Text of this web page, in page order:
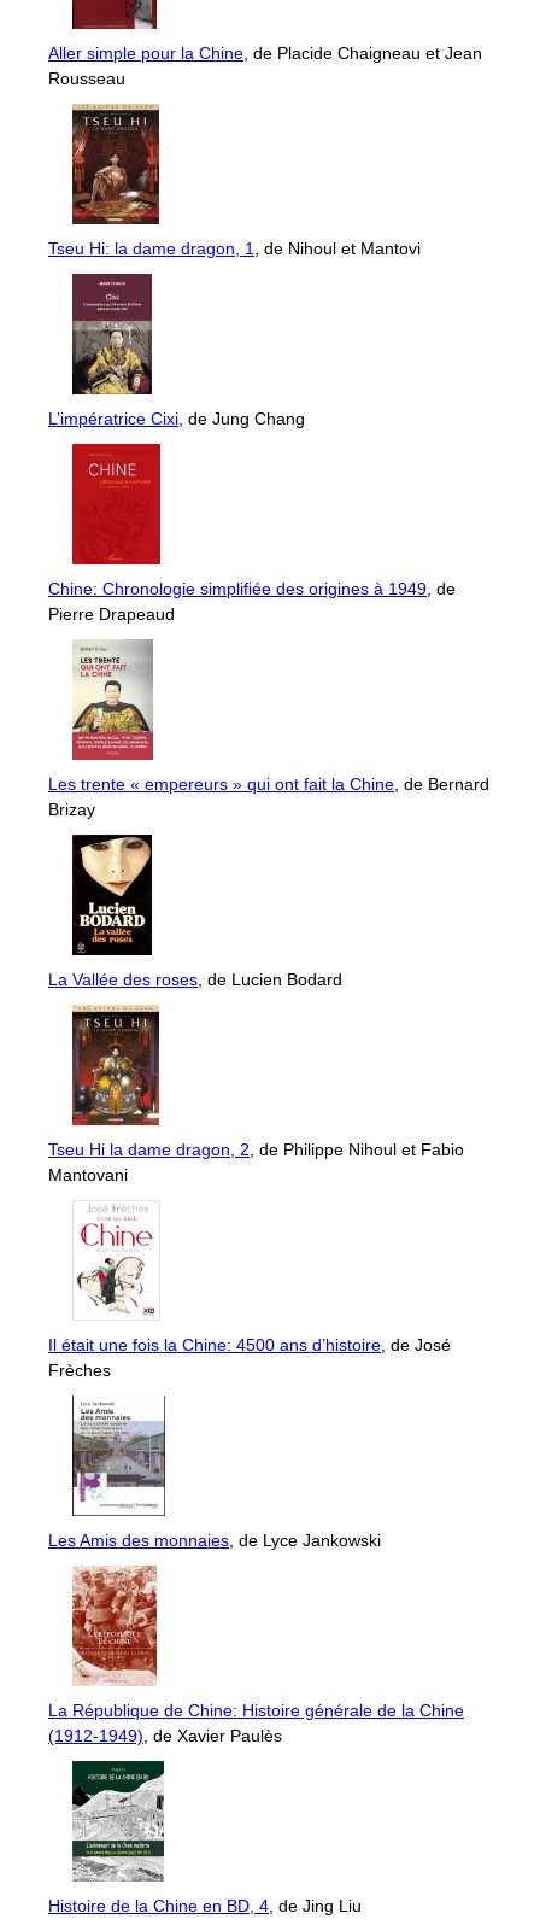
Aller simple pour la Chine , de Placide Chaigneau et Jean
Rousseau
Tseu Hi: la dame dragon, 1 , de Nihoul et Mantovi
L’impératrice Cixi , de Jung Chang
Chine: Chronologie simplifiée des origines à 1949 , de
Pierre Drapeaud
Les trente « empereurs » qui ont fait la Chine , de Bernard
Brizay
La Vallée des roses , de Lucien Bodard
Tseu Hi la dame dragon, 2 , de Philippe Nihoul et Fabio
Mantovani
Il était une fois la Chine: 4500 ans d’histoire , de José
Frèches
Les Amis des monnaies , de Lyce Jankowski
La République de Chine: Histoire générale de la Chine
(1912-1949) , de Xavier Paulès
Histoire de la Chine en BD, 4 , de Jing Liu